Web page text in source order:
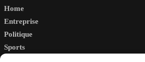
Home
Entreprise
Politique
Sports